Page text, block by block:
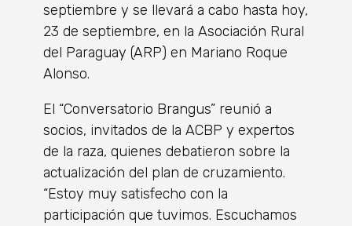
septiembre y se llevará a cabo hasta hoy,
23 de septiembre, en la Asociación Rural
del Paraguay (ARP) en Mariano Roque
Alonso.
El “Conversatorio Brangus” reunió a
socios, invitados de la ACBP y expertos
de la raza, quienes debatieron sobre la
actualización del plan de cruzamiento.
“Estoy muy satisfecho con la
participación que tuvimos. Escuchamos